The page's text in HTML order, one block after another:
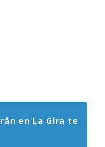
en La Gira te